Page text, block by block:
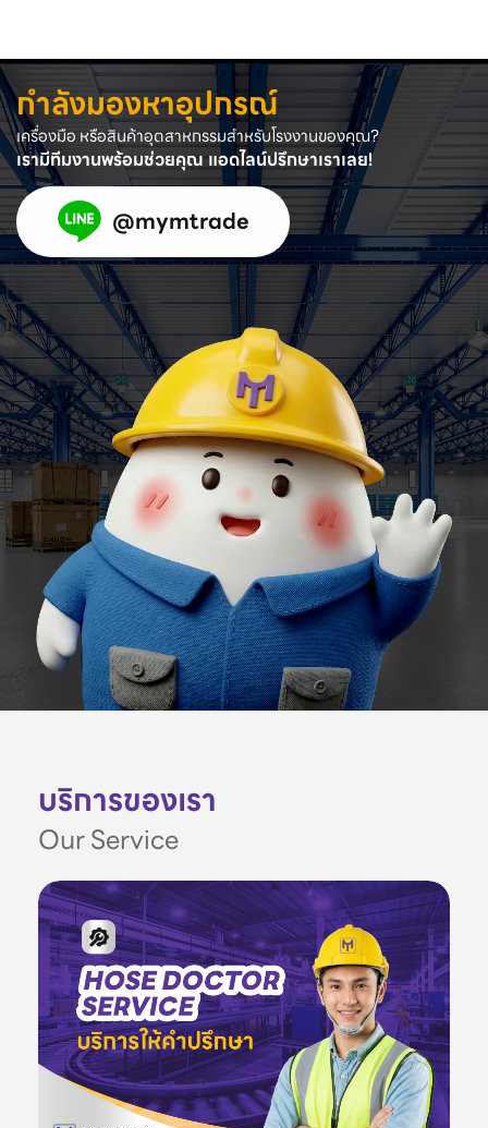
กำลังมองหาอุปกรณ์
เครื่องมือ หรือสินค้าอุตสาหกรรมสำหรับโรงงานของคุณ?
เรามีทีมงานพร้อมช่วยคุณ แอดไลน์ปรึกษาเราเลย!
@mymtrade
บริการของเรา
Our Service